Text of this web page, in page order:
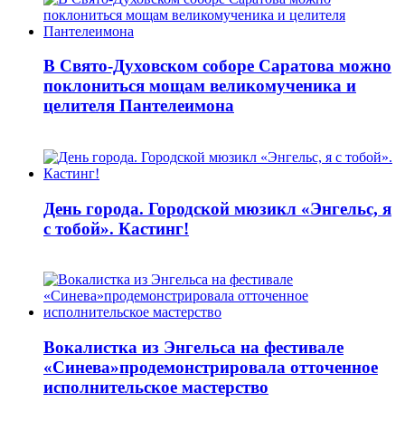
В Свято-Духовском соборе Саратова можно
поклониться мощам великомученика и
целителя Пантелеимона
День города. Городской мюзикл «Энгельс, я
с тобой». Кастинг!
Вокалистка из Энгельса на фестивале
«Синева»продемонстрировала отточенное
исполнительское мастерство